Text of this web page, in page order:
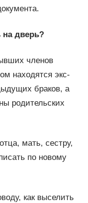
на дверь?
членов
находятся экс-
браков, а
родительских
мать, сестру,
по новому
как выселить